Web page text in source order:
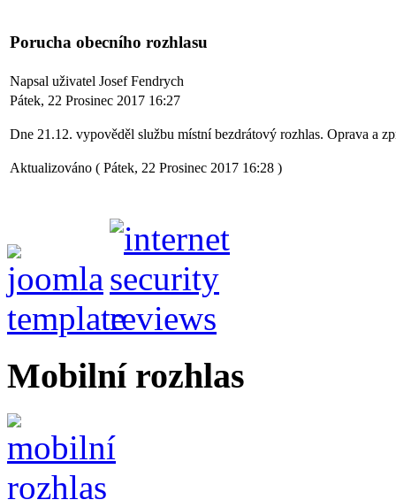
Porucha obecního rozhlasu
Napsal uživatel Josef Fendrych
Pátek, 22 Prosinec 2017 16:27
Dne 21.12. vypověděl službu místní bezdrátový rozhlas. Oprava a
Aktualizováno ( Pátek, 22 Prosinec 2017 16:28 )
Mobilní rozhlas